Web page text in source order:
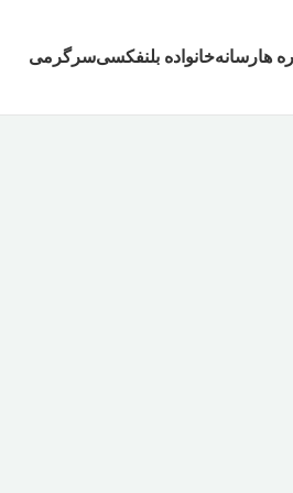
هارسانهخانواده بلنفکسیسرگرمی